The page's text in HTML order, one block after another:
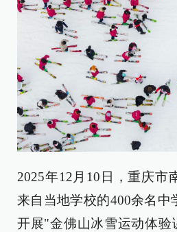
2025年12月10日，重庆市
来自当地学校的400余名中
开展"金佛山冰雪运动体验